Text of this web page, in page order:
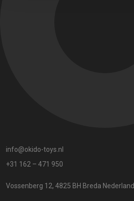
info@okido-toys.nl
+31 162 – 471 950
Vossenberg 12, 4825 BH Breda Nederland